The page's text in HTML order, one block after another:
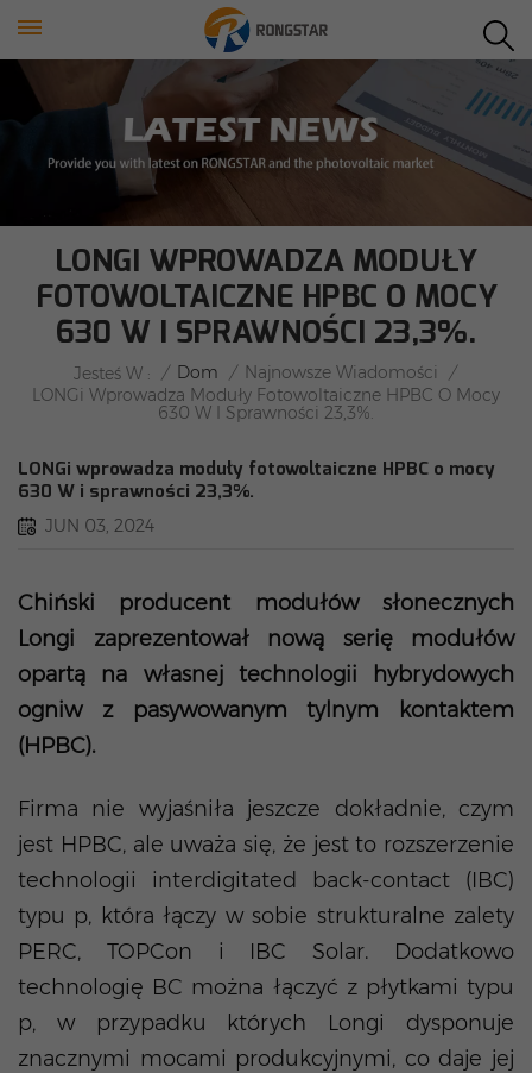
LONGI WPROWADZA MODUŁY
FOTOWOLTAICZNE HPBC O MOCY
630 W I SPRAWNOŚCI 23,3%.
Jesteś W : / Dom / Najnowsze Wiadomości
/
LONGi Wprowadza Moduły Fotowoltaiczne HPBC O Mocy
630 W I Sprawności 23,3%.
LONGi wprowadza moduły fotowoltaiczne HPBC o mocy
630 W i sprawności 23,3%.
JUN 03, 2024
Chiński producent modułów słonecznych
Longi zaprezentował nową serię modułów
opartą na własnej technologii hybrydowych
ogniw z pasywowanym tylnym kontaktem
(HPBC).
Firma nie wyjaśniła jeszcze dokładnie, czym
jest HPBC, ale uważa się, że jest to rozszerzenie
technologii interdigitated back-contact (IBC)
typu p, która łączy w sobie strukturalne zalety
PERC, TOPCon i IBC Solar. Dodatkowo
technologię BC można łączyć z płytkami typu
p, w przypadku których Longi dysponuje
znacznymi mocami produkcyjnymi, co daje jej